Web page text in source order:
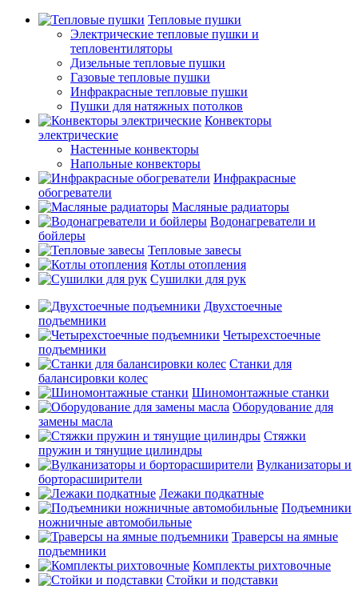
Тепловые пушки
Электрические тепловые пушки и
тепловентиляторы
Дизельные тепловые пушки
Газовые тепловые пушки
Инфракрасные тепловые пушки
Пушки для натяжных потолков
Конвекторы
электрические
Настенные конвекторы
Напольные конвекторы
Инфракрасные
обогреватели
Масляные радиаторы
Водонагреватели и
бойлеры
Тепловые завесы
Котлы отопления
Сушилки для рук
Двухстоечные
подъемники
Четырехстоечные
подъемники
Станки для
балансировки колес
Шиномонтажные станки
Оборудование для
замены масла
Стяжки
пружин и тянущие цилиндры
Вулканизаторы и
борторасширители
Лежаки подкатные
Подъемники
ножничные автомобильные
Траверсы на ямные
подъемники
Комплекты рихтовочные
Стойки и подставки